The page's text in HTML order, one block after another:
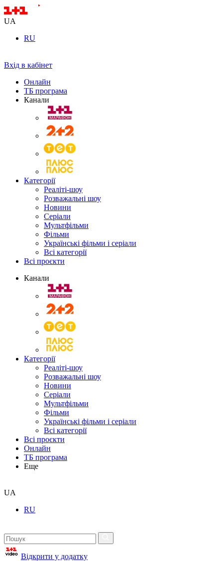
UA
RU
Вхід в кабінет
Онлайн
ТБ програма
Канали
Категорії
Реаліті-шоу
Розважальні шоу
Новини
Серіали
Мультфільми
Фільми
Українські фільми і серіали
Всі категорії
Всі проєкти
Канали
Категорії
Реаліті-шоу
Розважальні шоу
Новини
Серіали
Мультфільми
Фільми
Українські фільми і серіали
Всі категорії
Всі проєкти
Онлайн
ТБ програма
Еще
UA
RU
Відкрити у додатку